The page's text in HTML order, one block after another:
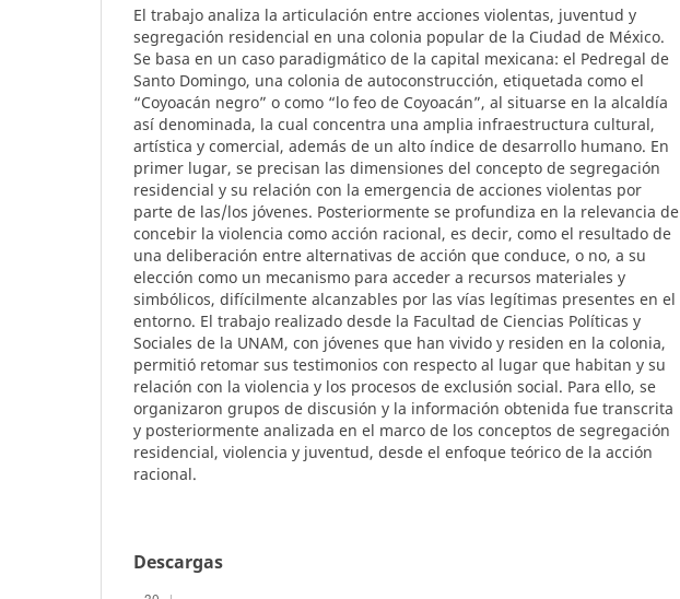
El trabajo analiza la articulación entre acciones violentas, juventud y
segregación residencial en una colonia popular de la Ciudad de México.
Se basa en un caso paradigmático de la capital mexicana: el Pedregal de
Santo Domingo, una colonia de autoconstrucción, etiquetada como el
“Coyoacán negro” o como “lo feo de Coyoacán”, al situarse en la alcaldía
así denominada, la cual concentra una amplia infraestructura cultural,
artística y comercial, además de un alto índice de desarrollo humano. En
primer lugar, se precisan las dimensiones del concepto de segregación
residencial y su relación con la emergencia de acciones violentas por
parte de las/los jóvenes. Posteriormente se profundiza en la relevancia de
concebir la violencia como acción racional, es decir, como el resultado de
una deliberación entre alternativas de acción que conduce, o no, a su
elección como un mecanismo para acceder a recursos materiales y
simbólicos, difícilmente alcanzables por las vías legítimas presentes en el
entorno. El trabajo realizado desde la Facultad de Ciencias Políticas y
Sociales de la UNAM, con jóvenes que han vivido y residen en la colonia,
permitió retomar sus testimonios con respecto al lugar que habitan y su
relación con la violencia y los procesos de exclusión social. Para ello, se
organizaron grupos de discusión y la información obtenida fue transcrita
y posteriormente analizada en el marco de los conceptos de segregación
residencial, violencia y juventud, desde el enfoque teórico de la acción
racional.
Descargas